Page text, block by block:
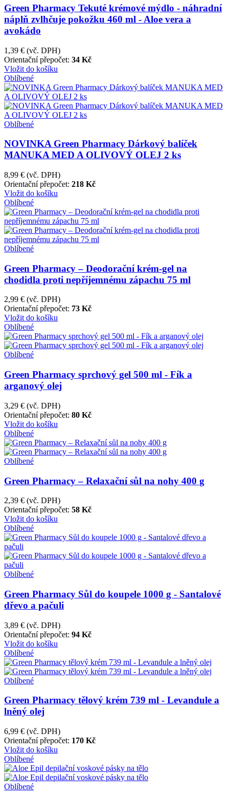
Green Pharmacy Tekuté krémové mýdlo - náhradní
náplň zvlhčuje pokožku 460 ml - Aloe vera a
avokádo
1,39 € (vč. DPH)
Orientační přepočet: 34 Kč
Vložit do košíku
Oblíbené
Oblíbené
NOVINKA Green Pharmacy Dárkový balíček
MANUKA MED A OLIVOVÝ OLEJ 2 ks
8,99 € (vč. DPH)
Orientační přepočet: 218 Kč
Vložit do košíku
Oblíbené
Oblíbené
Green Pharmacy – Deodorační krém-gel na
chodidla proti nepříjemnému zápachu 75 ml
2,99 € (vč. DPH)
Orientační přepočet: 73 Kč
Vložit do košíku
Oblíbené
Oblíbené
Green Pharmacy sprchový gel 500 ml - Fík a
arganový olej
3,29 € (vč. DPH)
Orientační přepočet: 80 Kč
Vložit do košíku
Oblíbené
Oblíbené
Green Pharmacy – Relaxační sůl na nohy 400 g
2,39 € (vč. DPH)
Orientační přepočet: 58 Kč
Vložit do košíku
Oblíbené
Oblíbené
Green Pharmacy Sůl do koupele 1000 g - Santalové
dřevo a pačuli
3,89 € (vč. DPH)
Orientační přepočet: 94 Kč
Vložit do košíku
Oblíbené
Oblíbené
Green Pharmacy tělový krém 739 ml - Levandule a
lněný olej
6,99 € (vč. DPH)
Orientační přepočet: 170 Kč
Vložit do košíku
Oblíbené
Oblíbené